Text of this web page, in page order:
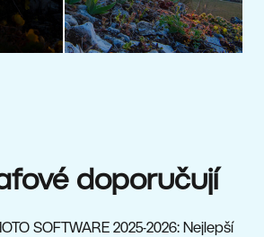
doporučují
SOFTWARE 2025-2026: Nejlepší